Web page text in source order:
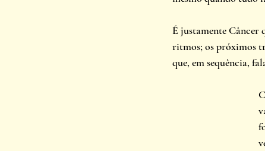
É justamente Câncer
ritmos; os próximos
que, em sequência,